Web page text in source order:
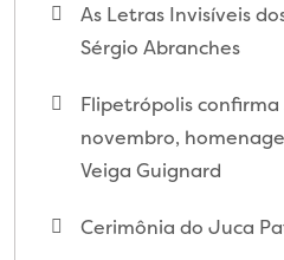
As Letras Invisíveis
Sérgio Abranches
Flipetrópolis
novembro,
Veiga Guignard
Cerimônia do Juca